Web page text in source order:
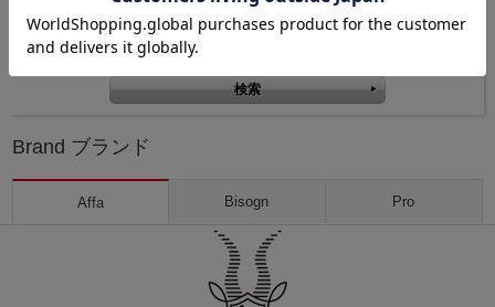
円 ～
Brand ブランド
Affa Bisogn Pro